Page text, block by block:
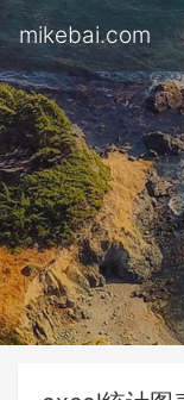
mikebai.com